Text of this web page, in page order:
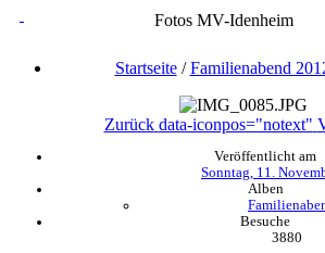
Fotos MV-Idenheim
Startseite/Familienabend
Zurück data-iconpos="notext"
Veröffentlicht am
Sonntag, 11.
Alben
Besuche
3880